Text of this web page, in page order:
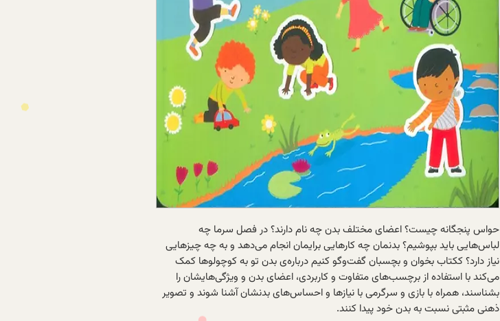
حواس پنجگانه چیست؟ اعضای مختلف بدن چه نام دارند؟ در فصل سرما چه
لباس‌هایی باید بپوشیم؟ بدنمان چه کارهایی برایمان انجام می‌دهد و به چه چیزهایی
نیاز دارد؟ ککتاب بخوان و بچسبان گفت‌وگو کنیم درباره‌ی بدن تو به کوچولوها کمک
می‌کند با استفاده از برچسب‌های متفاوت و کاربردی، اعضای بدن و ویژگی‌هایشان را
بشناسند، همراه با بازی و سرگرمی با نیازها و احساس‌های بدنشان آشنا شوند و تصویر
ذهنی مثبتی نسبت به بدن خود پیدا کنند.